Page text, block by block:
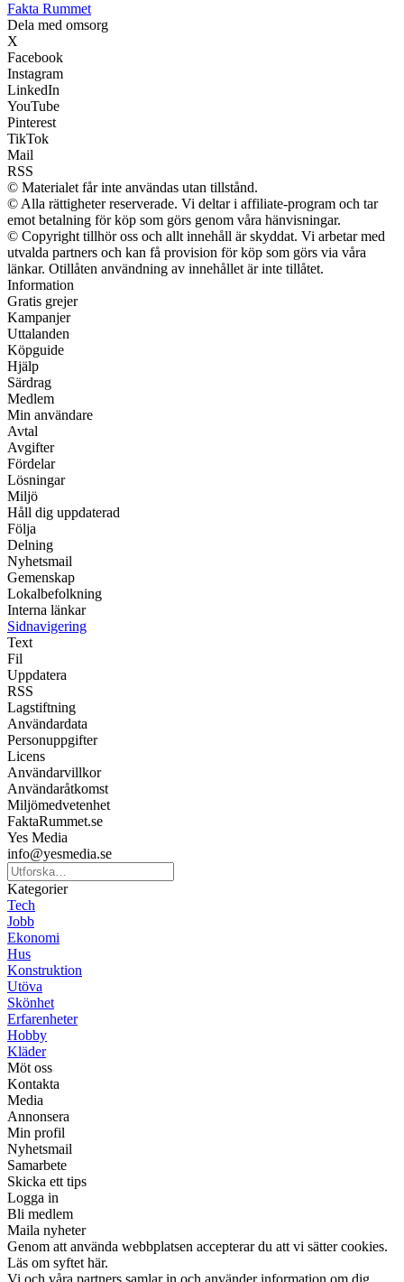
Fakta Rummet
Dela med omsorg
X
Facebook
Instagram
LinkedIn
YouTube
Pinterest
TikTok
Mail
RSS
© Materialet får inte användas utan tillstånd.
© Alla rättigheter reserverade. Vi deltar i affiliate-program och tar
emot betalning för köp som görs genom våra hänvisningar.
© Copyright tillhör oss och allt innehåll är skyddat. Vi arbetar med
utvalda partners och kan få provision för köp som görs via våra
länkar. Otillåten användning av innehållet är inte tillåtet.
Information
Gratis grejer
Kampanjer
Uttalanden
Köpguide
Hjälp
Särdrag
Medlem
Min användare
Avtal
Avgifter
Fördelar
Lösningar
Miljö
Håll dig uppdaterad
Följa
Delning
Nyhetsmail
Gemenskap
Lokalbefolkning
Interna länkar
Sidnavigering
Text
Fil
Uppdatera
RSS
Lagstiftning
Användardata
Personuppgifter
Licens
Användarvillkor
Användaråtkomst
Miljömedvetenhet
FaktaRummet.se
Yes Media
info@yesmedia.se
Kategorier
Tech
Jobb
Ekonomi
Hus
Konstruktion
Utöva
Skönhet
Erfarenheter
Hobby
Kläder
Möt oss
Kontakta
Media
Annonsera
Min profil
Nyhetsmail
Samarbete
Skicka ett tips
Logga in
Bli medlem
Maila nyheter
Genom att använda webbplatsen accepterar du att vi sätter cookies.
Läs om syftet här.